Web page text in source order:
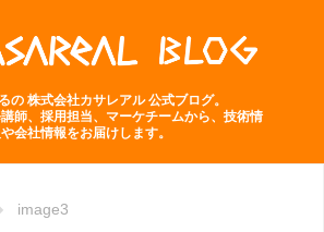
の 株式会社カサレアル 公式ブログ。
師、採用担当、マーケチームから、技術情
会社情報をお届けします。
image3